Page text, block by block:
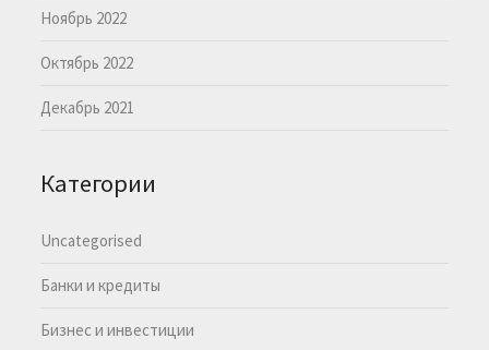
Ноябрь 2022
Октябрь 2022
Декабрь 2021
Категории
Uncategorised
Банки и кредиты
Бизнес и инвестиции